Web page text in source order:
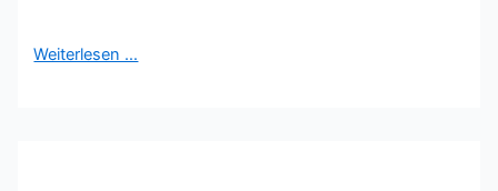
Weiterlesen …